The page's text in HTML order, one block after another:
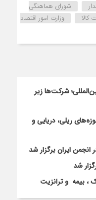
شورای هماهنگی
کالا
وزارت امور اقتصاد
شرکت‌ها زیر
ریلی، دریایی و
ایران برگزار شد
شد
بیمه و ترانزیت